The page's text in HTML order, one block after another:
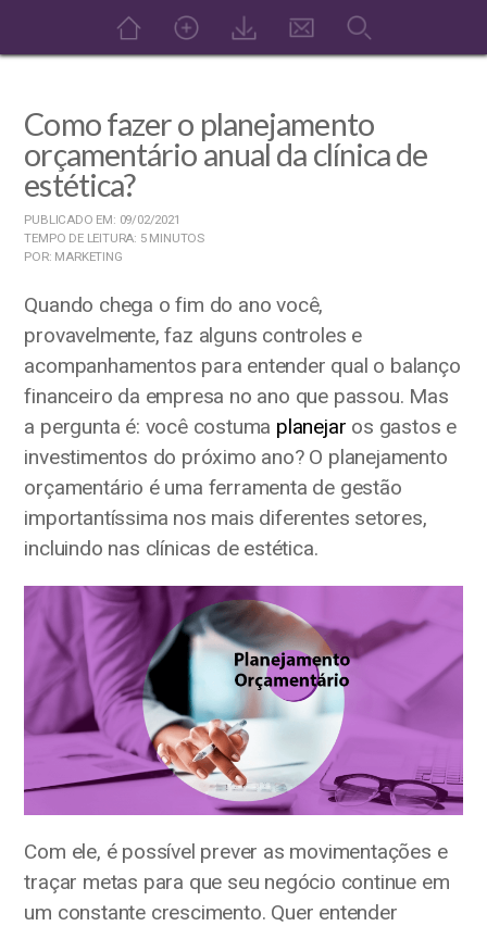
Como fazer o planejamento
orçamentário anual da clínica de
estética?
PUBLICADO EM: 09/02/2021
TEMPO DE LEITURA: 5 MINUTOS
POR: MARKETING
Quando chega o fim do ano você,
provavelmente, faz alguns controles e
acompanhamentos para entender qual o balanço
financeiro da empresa no ano que passou. Mas
a pergunta é: você costuma planejar os gastos e
investimentos do próximo ano? O planejamento
orçamentário é uma ferramenta de gestão
importantíssima nos mais diferentes setores,
incluindo nas clínicas de estética.
Com ele, é possível prever as movimentações e
traçar metas para que seu negócio continue em
um constante crescimento. Quer entender